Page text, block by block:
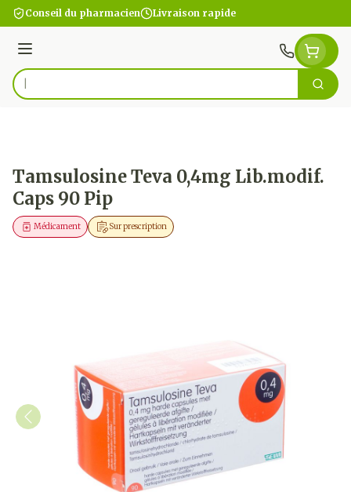
Aller au contenu
Conseil du pharmacien Livraison rapide
Menu
Rechercher
Tamsulosine Teva 0,4mg Lib.modif.
Caps 90 Pip
Sur prescription
Médicament